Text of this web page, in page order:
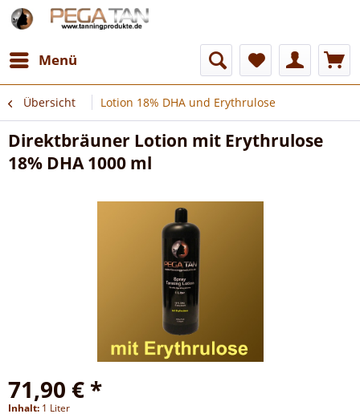
Menü
Übersicht Lotion 18% DHA und Erythrulose
Direktbräuner Lotion mit Erythrulose
18% DHA 1000 ml
71,90 € *
Inhalt: 1 Liter